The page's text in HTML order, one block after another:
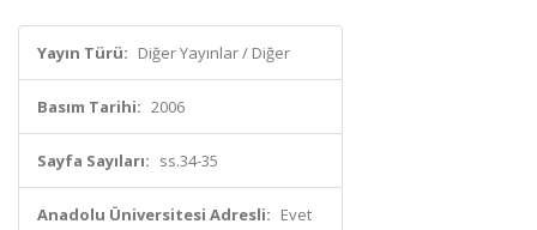
Yayın Türü: Diğer Yayınlar / Diğer
Basım Tarihi: 2006
Sayfa Sayıları: ss.34-35
Anadolu Üniversitesi Adresli: Evet